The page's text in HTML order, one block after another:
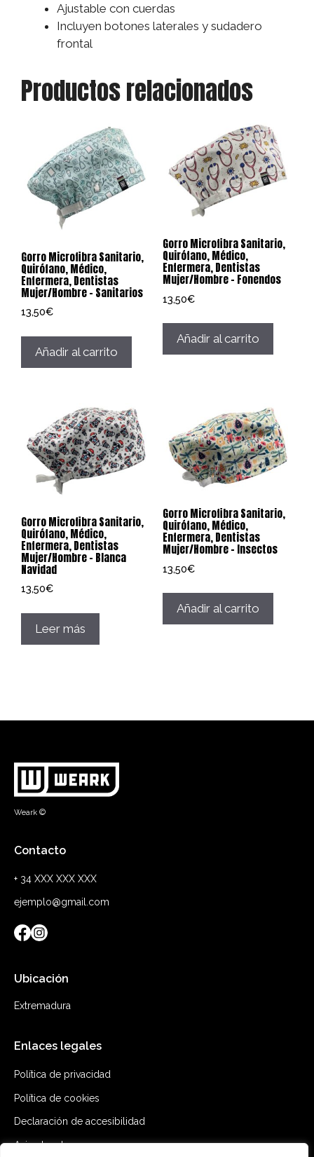
Ajustable con cuerdas
Incluyen botones laterales y sudadero
frontal
Productos relacionados
Gorro Microfibra Sanitario,
Quirófano, Médico,
Enfermera, Dentistas
Mujer/Hombre – Sanitarios
13,50€
Añadir al carrito
Gorro Microfibra Sanitario,
Quirófano, Médico,
Enfermera, Dentistas
Mujer/Hombre – Fonendos
13,50€
Añadir al carrito
Gorro Microfibra Sanitario,
Quirófano, Médico,
Enfermera, Dentistas
Mujer/Hombre – Blanca
Navidad
13,50€
Leer más
Gorro Microfibra Sanitario,
Quirófano, Médico,
Enfermera, Dentistas
Mujer/Hombre – Insectos
13,50€
Añadir al carrito
Weark ©
Contacto
+ 34 XXX XXX XXX
ejemplo@gmail.com
Ubicación
Extremadura
Enlaces legales
Política de privacidad
Política de cookies
Declaración de accesibilidad
Aviso legal